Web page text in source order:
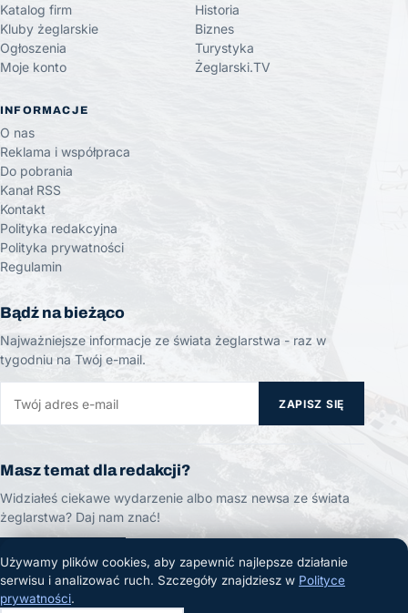
Katalog firm
Kluby żeglarskie
Ogłoszenia
Moje konto
Historia
Biznes
Turystyka
Żeglarski.TV
INFORMACJE
O nas
Reklama i współpraca
Do pobrania
Kanał RSS
Kontakt
Polityka redakcyjna
Polityka prywatności
Regulamin
Bądź na bieżąco
Najważniejsze informacje ze świata żeglarstwa - raz w
tygodniu na Twój e-mail.
ZAPISZ SIĘ
Masz temat dla redakcji?
Widziałeś ciekawe wydarzenie albo masz newsa ze świata
żeglarstwa? Daj nam znać!
ZGŁOŚ TEMAT
Używamy plików cookies, aby zapewnić najlepsze działanie
serwisu i analizować ruch. Szczegóły znajdziesz w Polityce
prywatności.